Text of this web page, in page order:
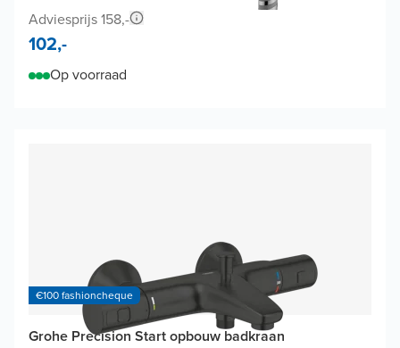
Adviesprijs 158,-
102,-
Op voorraad
€100 fashioncheque
Grohe Precision Start opbouw badkraan